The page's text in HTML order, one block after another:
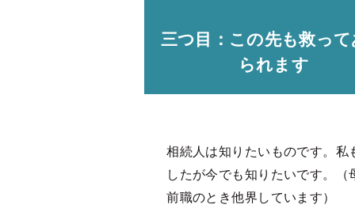
三つ目：この先も救っ
られます
相続人は知りたいものです。私
したが今でも知りたいです。（
前職のとき他界しています）